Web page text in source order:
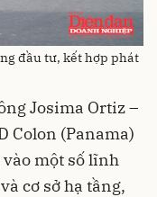
đầu tư, kết hợp phát
Josima Ortiz –
Colon (Panama)
một số lĩnh
cơ sở hạ tầng,